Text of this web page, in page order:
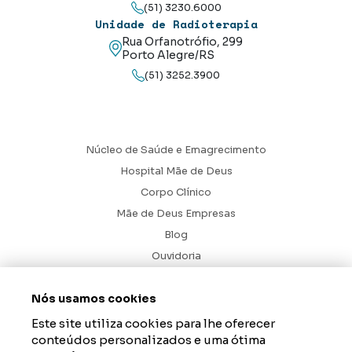
(51) 3230.6000
Unidade de Radioterapia
Rua Orfanotrófio, 299
Porto Alegre/RS
(51) 3252.3900
Núcleo de Saúde e Emagrecimento
Hospital Mãe de Deus
Corpo Clínico
Mãe de Deus Empresas
Blog
Ouvidoria
Desenvolvido por
Axysweb
Nós usamos cookies
Este site utiliza cookies para lhe oferecer
conteúdos personalizados e uma ótima